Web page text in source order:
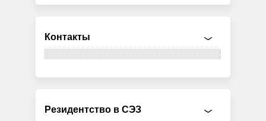
Контакты
Резидентство в СЭЗ